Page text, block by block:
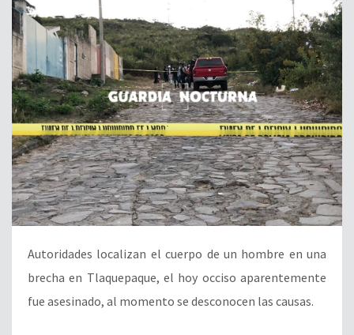
Autoridades localizan el cuerpo de un hombre en una
brecha en Tlaquepaque, el hoy occiso aparentemente
fue asesinado, al momento se desconocen las causas.